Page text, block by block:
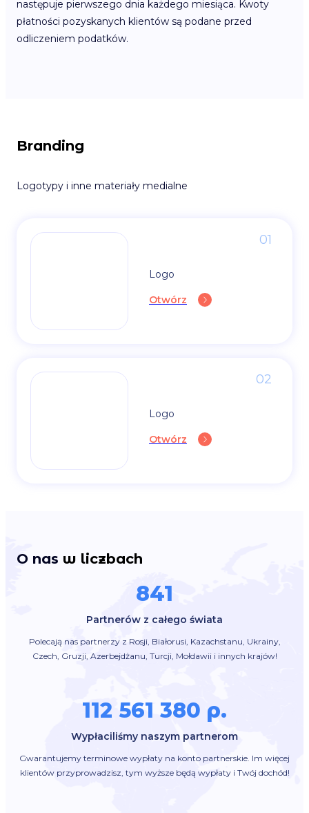
następuje pierwszego dnia każdego miesiąca. Kwoty
płatności pozyskanych klientów są podane przed
odliczeniem podatków.
Branding
Logotypy i inne materiały medialne
01
Logo
Otwórz
02
Logo
Otwórz
O nas w liczbach
841
Partnerów z całego świata
Polecają nas partnerzy z Rosji, Białorusi, Kazachstanu, Ukrainy,
Czech, Gruzji, Azerbejdżanu, Turcji, Mołdawii i innych krajów!
112 561 380 р.
Wypłaciliśmy naszym partnerom
Gwarantujemy terminowe wypłaty na konto partnerskie. Im więcej
klientów przyprowadzisz, tym wyższe będą wypłaty i Twój dochód!